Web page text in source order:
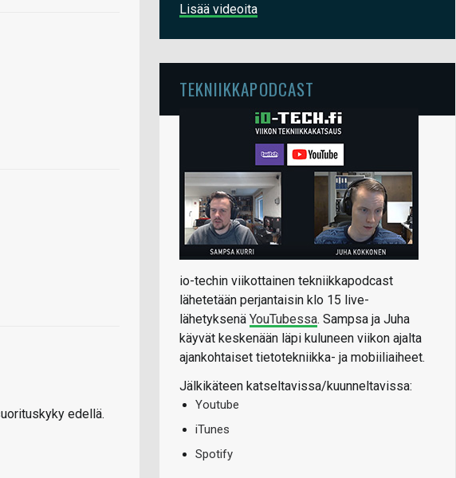
edellä.
Lisää videoita
TEKNIIKKAPODCAST
io-techin viikottainen tekniikkapodcast
lähetetään perjantaisin klo 15 live-
lähetyksenä YouTubessa. Sampsa ja Juha
käyvät keskenään läpi kuluneen viikon ajalta
ajankohtaiset tietotekniikka- ja mobiiliaiheet.
Jälkikäteen katseltavissa/kuunneltavissa:
Youtube
iTunes
Spotify